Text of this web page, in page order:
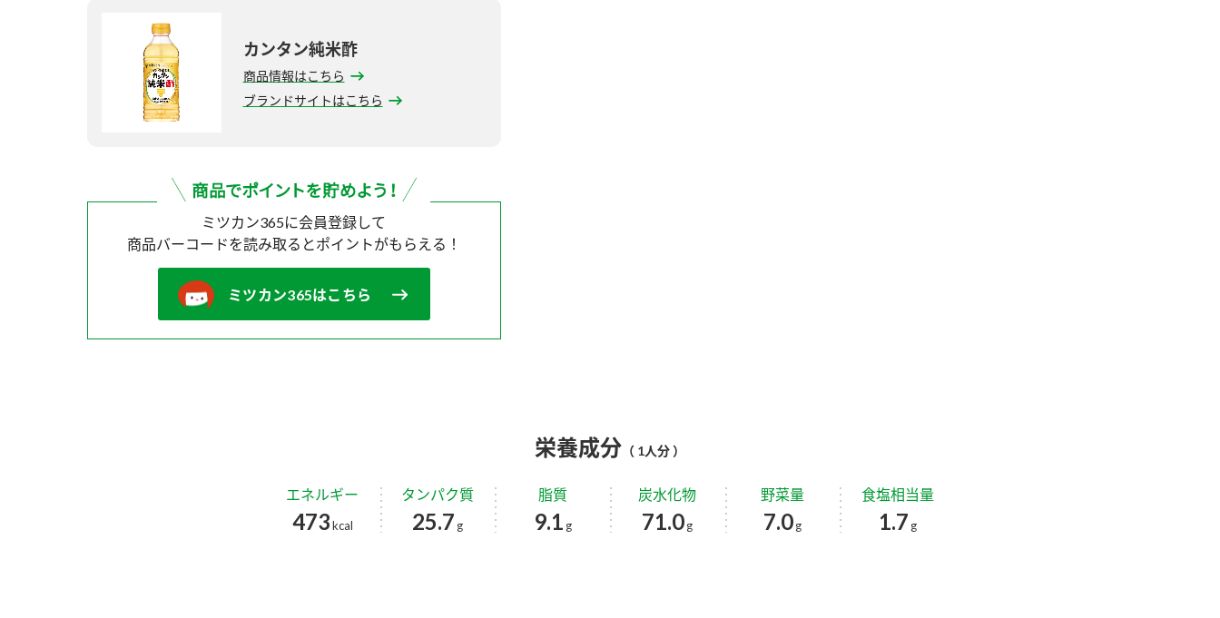
カンタン純米酢
商品情報はこちら
ブランドサイトはこちら
ミツカン365に会員登録して
商品バーコードを読み取ると ポイントがもらえる！
ミツカン365はこちら
栄養成分 （ 1人分 ）
エネルギー
473kcal
タンパク質
25.7 g
脂質
9.1 g
炭水化物
71.0g
野菜量
7.0g
食塩相当量
1.7 g